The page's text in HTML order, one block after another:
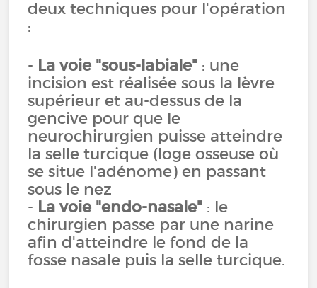
deux techniques pour l'opération
:
- La voie "sous-labiale" : une
incision est réalisée sous la lèvre
supérieur et au-dessus de la
gencive pour que le
neurochirurgien puisse atteindre
la selle turcique (loge osseuse où
se situe l'adénome) en passant
sous le nez
- La voie "endo-nasale" : le
chirurgien passe par une narine
afin d'atteindre le fond de la
fosse nasale puis la selle turcique.